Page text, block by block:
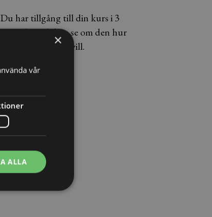
Du har tillgång till din kurs i 3
månader och kan se om den hur
många gånger du vill.
×
vår
ALLA